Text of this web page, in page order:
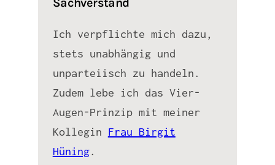
Ich verpflichte mich dazu,
stets unabhängig und
unparteiisch zu handeln.
Zudem lebe ich das Vier-
Augen-Prinzip mit meiner
Kollegin Frau Birgit
Hüning.